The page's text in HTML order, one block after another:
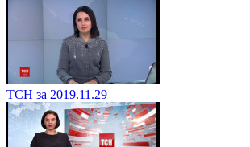
ТСН за 2019.11.29